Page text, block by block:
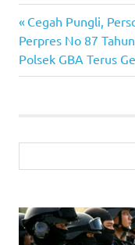
Post
navigation
Previous
Post:
Cegah Pungli,
Perpres No 87
Next
Post:
Polsek GBA Terus